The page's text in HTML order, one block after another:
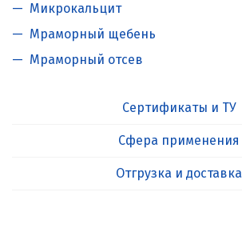
Микрокальцит
Мраморный щебень
Мраморный отсев
Сертификаты и ТУ
Сфера применения
Отгрузка и доставка